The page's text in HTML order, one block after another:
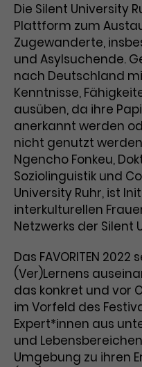
Zweck
wird
darüber
nutzen,
eines
der
Seiten.
Anbieter Google
Laufzeit 1 Minute
Das ist
Anbieter Google
Laufzeit 3 Monate
Zweck
Dieses
dient
Name _gcl_dc
Laufzeit 3 Monate
Zweck
Dieses
Die Silent University
Plattform zum
Zugewanderte,
und Asylsuchende.
nach Deutschland
Kenntnisse,
ausüben, da ihre
anerkannt werden
nicht genutzt
Ngencho Fonkeu,
Soziolinguistik und
University Ruhr, ist
interkulturellen
Netzwerks der Silent
Das FAVORITEN
(Ver)Lernens
das konkret und vor
im Vorfeld des
Expert*innen aus
und
Umgebung zu ihren